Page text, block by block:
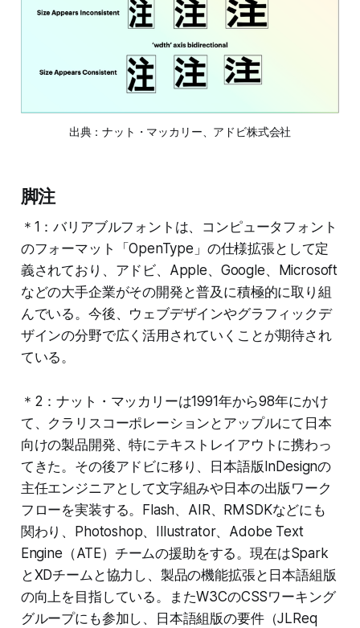
出典：ナット・マッカリー、アドビ株式会社
脚注
＊1：バリアブルフォントは、コンピュータフォント
のフォーマット「OpenType」の仕様拡張として定
義されており、アドビ、Apple、Google、Microsoft
などの大手企業がその開発と普及に積極的に取り組
んでいる。今後、ウェブデザインやグラフィックデ
ザインの分野で広く活用されていくことが期待され
ている。
＊2：ナット・マッカリーは1991年から98年にかけ
て、クラリスコーポレーションとアップルにて日本
向けの製品開発、特にテキストレイアウトに携わっ
てきた。その後アドビに移り、日本語版InDesignの
主任エンジニアとして文字組みや日本の出版ワーク
フローを実装する。Flash、AIR、RMSDKなどにも
関わり、Photoshop、Illustrator、Adobe Text
Engine（ATE）チームの援助をする。現在はSpark
とXDチームと協力し、製品の機能拡張と日本語組版
の向上を目指している。またW3CのCSSワーキング
グループにも参加し、日本語組版の要件（JLReq